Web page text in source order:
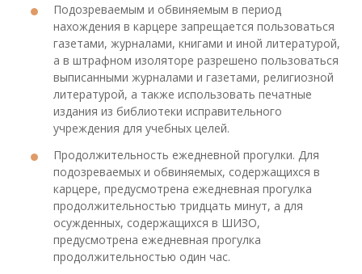
Подозреваемым и обвиняемым в период
нахождения в карцере запрещается пользоваться
газетами, журналами, книгами и иной литературой,
а в штрафном изоляторе разрешено пользоваться
выписанными журналами и газетами, религиозной
литературой, а также использовать печатные
издания из библиотеки исправительного
учреждения для учебных целей.
Продолжительность ежедневной прогулки. Для
подозреваемых и обвиняемых, содержащихся в
карцере, предусмотрена ежедневная прогулка
продолжительностью тридцать минут, а для
осужденных, содержащихся в ШИЗО,
предусмотрена ежедневная прогулка
продолжительностью один час.